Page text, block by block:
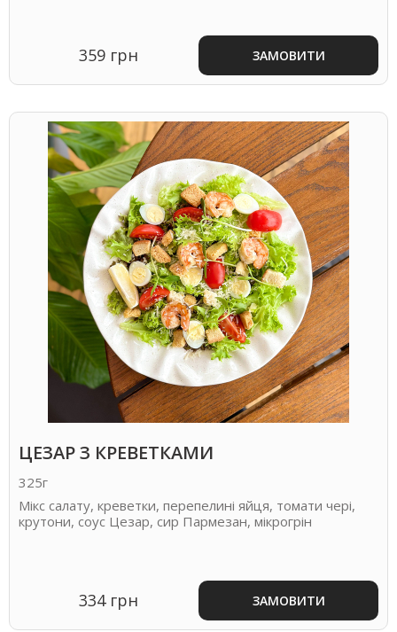
359 грн ЗАМОВИТИ
ЦЕЗАР З КРЕВЕТКАМИ
325г
Мікс салату, креветки, перепелині яйця, томати чері,
крутони, соус Цезар, сир Пармезан, мікрогрін
334 грн ЗАМОВИТИ